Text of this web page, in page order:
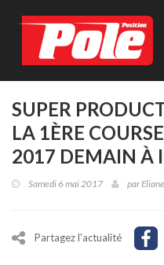
SUPER
LA 1ÈRE
2017 DEMAIN À
Samedi 6 mai 2017 par
Partagez l'actualité